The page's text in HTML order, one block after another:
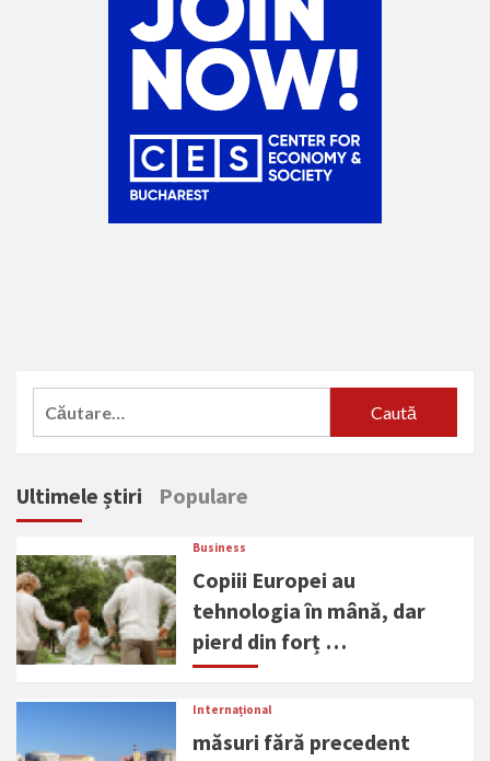
Caută
Ultimele știri Populare
Business
Copiii Europei au
tehnologia în mână, dar
pierd din forț …
Internațional
măsuri fără precedent